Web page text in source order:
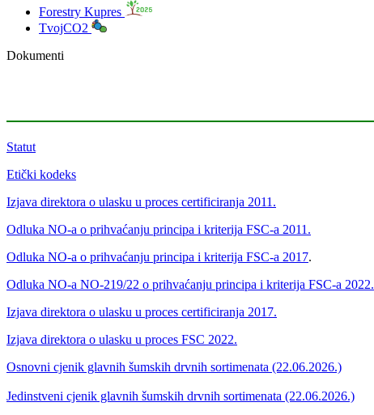
Forestry Kupres
TvojCO2
Dokumenti
Statut
Etički kodeks
Izjava direktora o ulasku u proces certificiranja 2011.
Odluka NO-a o prihvaćanju principa i kriterija FSC-a 2011.
Odluka NO-a o prihvaćanju principa i kriterija FSC-a 2017.
Odluka NO-a NO-219/22 o prihvaćanju principa i kriterija FSC-a 2022.
Izjava direktora o ulasku u proces certificiranja 2017.
Izjava direktora o ulasku u proces FSC 2022.
Osnovni cjenik glavnih šumskih drvnih sortimenata (22.06.2026.)
Jedinstveni cjenik glavnih šumskih drvnih sortimenata (22.06.2026.)